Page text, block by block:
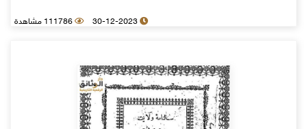
30-12-2023 111786 مشاهدة